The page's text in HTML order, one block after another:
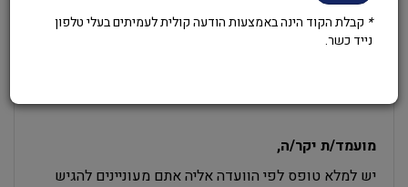
מועמד/ת יקר/ה,
יש למלא טופס לפי הוועדה אליה אתם מעוניינים להגיש
* קבלת הקוד הינה באמצעות הודעה קולית לעמיתים בעלי טלפון
נייד כשר.